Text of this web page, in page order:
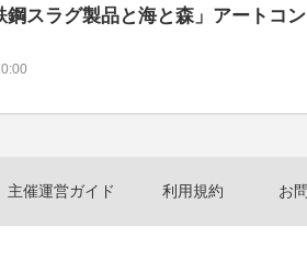
鋼スラグ製品と海と森」アートコ
主催運営ガイド 利用規約 お